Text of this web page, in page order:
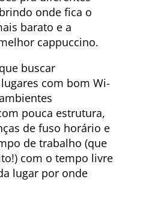
onde fica o
barato e a
cappuccino.
buscar
com bom Wi-
pouca estrutura,
de fuso horário e
de trabalho (que
com o tempo livre
lugar por onde